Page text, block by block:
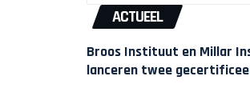
ACTUEEL
Broos Instituut en Millar
lanceren twee